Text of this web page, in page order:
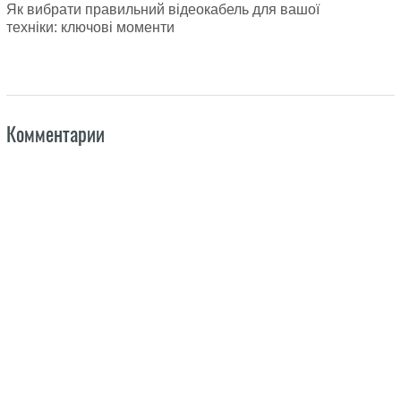
Як вибрати правильний відеокабель для вашої
техніки: ключові моменти
Комментарии